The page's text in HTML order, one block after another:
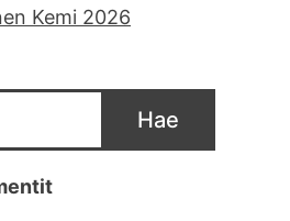
Kemi 2026
Hae